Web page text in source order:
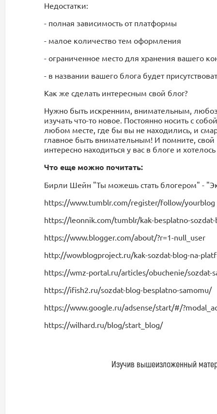
Недостатки:
- полная зависимость от платформы
- малое количество тем оформления
- ограниченное место для хранения вашего
- в названии вашего блога будет
Как же сделать интересным свой блог?
Нужно быть искренним, внимательным,
изучать что-то новое. Постоянно носить с
любом месте, где бы вы не находились, и
главное быть внимательным! И помните,
интересно находиться у вас в блоге и
Что еще можно почитать:
Бирли Шейн "Ты можешь стать блогером" -
https://www.tumblr.com/register/follow/yourblog
https://leonnik.com/tumblr/kak-besplatno-
https://www.blogger.com/about/?r=1-null_user
http://wowblogproject.ru/kak-sozdat-blog-na-
https://wmz-portal.ru/articles/obuchenie/sozdat-
https://ifish2.ru/sozdat-blog-besplatno-samomu/
https://www.google.ru/adsense/start/#/
https://wilhard.ru/blog/start_blog/
Изучив вышеизложенный